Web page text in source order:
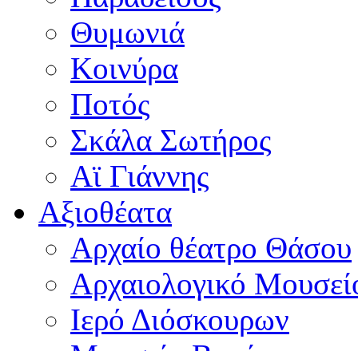
Θυμωνιά
Κοινύρα
Ποτός
Σκάλα Σωτήρος
Αϊ Γιάννης
Αξιοθέατα
Αρχαίο θέατρο Θάσου
Αρχαιολογικό
Ιερό Διόσκουρων